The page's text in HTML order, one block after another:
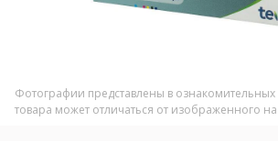
Фотографии представлены в
товара может отличаться от изображенного